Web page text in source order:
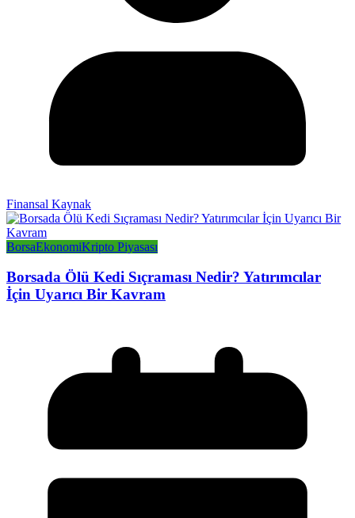
Finansal Kaynak
BorsaEkonomiKripto Piyasası
Borsada Ölü Kedi Sıçraması Nedir? Yatırımcılar
İçin Uyarıcı Bir Kavram